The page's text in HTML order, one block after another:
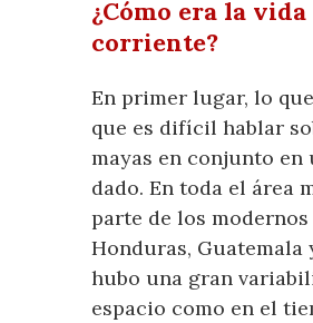
¿Cómo era la
corriente?
En primer lugar, lo
que es difícil hablar
mayas en conjunto en
dado. En toda el área
parte de los
Honduras, Guatemala
hubo una gran
espacio como en el